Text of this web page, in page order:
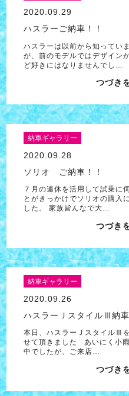
2020.09.29
ハスラーご納車！！
ハスラーは以前から知ってい
が、前のモデルではデザイン
ど好きにはなりませんでし…
つづき
納車ギャラリー
2020.09.28
ソリオ ご納車！！
７月の連休を活用して試乗に
とがきっかけでソリオの購入
した。 家族皆んなで大…
つづき
納車ギャラリー
2020.09.26
ハスラーＪスタイルⅢ納
本日、ハスラーＪスタイルⅢ
せて頂きました あいにく小
中でしたが、ご来店…
つづき